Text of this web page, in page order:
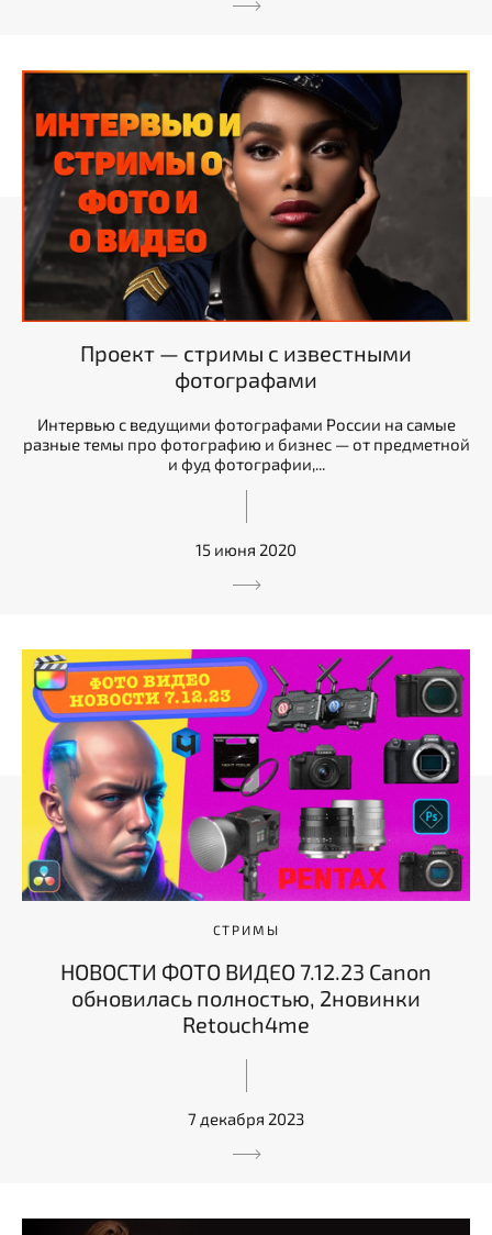
Проект — стримы с известными
фотографами
Интервью с ведущими фотографами России на самые
разные темы про фотографию и бизнес — от предметной
и фуд фотографии,...
15 июня 2020
СТРИМЫ
НОВОСТИ ФОТО ВИДЕО 7.12.23 Canon
обновилась полностью, 2новинки
Retouch4me
7 декабря 2023